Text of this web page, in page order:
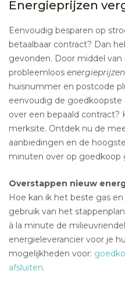
Energieprijzen
Eenvoudig besparen op
betaalbaar contract? Dan
gevonden. Door middel
probleemloos
huisnummer en postcode
eenvoudig de goedkoopste
over een bepaald contract?
merksite. Ontdek nu de
aanbiedingen en de
minuten over op goedkoop
Overstappen nieuw
Hoe kan ik het beste gas
gebruik van het
à la minute de
energieleverancier voor je
mogelijkheden voor:
afsluiten.